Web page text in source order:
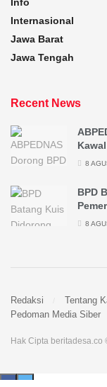
Info
Internasional
Jawa Barat
Jawa Tengah
Recent News
8
BPD
8
Redaksi Tentang
Pedoman Media Siber
Hak Cipta beritadesa.co